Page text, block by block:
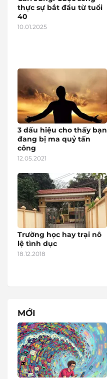
thực sự bắt đầu từ tuổi
40
10.01.2025
3 dấu hiệu cho thấy bạn
đang bị ma quỷ tấn
công
12.05.2021
Trường học hay trại nô
lệ tình dục
18.12.2018
MỚI